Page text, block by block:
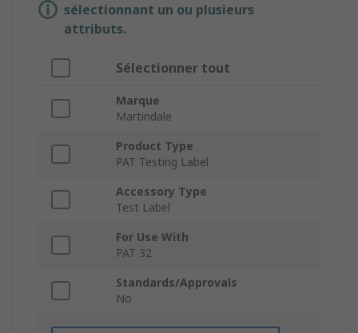
sélectionnant un ou plusieurs
attributs.
Sélectionner tout
Marque
Martindale
Product Type
PAT Testing Label
Accessory Type
Test Label
For Use With
PAT 32
Standards/Approvals
No